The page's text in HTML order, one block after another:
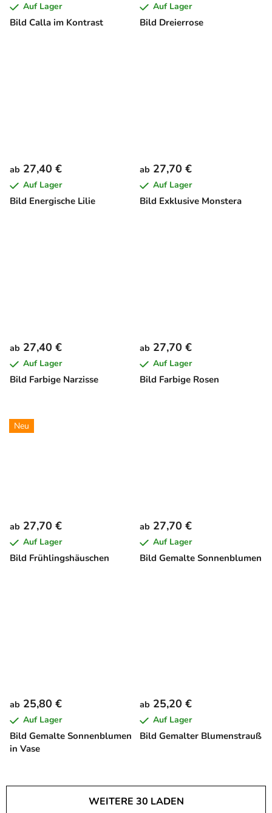
Bild Calla im Kontrast
Auf Lager
Bild Dreierrose
Auf Lager
Bild Energische Lilie
ab 27,40 €
Auf Lager
Bild Exklusive Monstera
ab 27,70 €
Auf Lager
Bild Farbige Narzisse
ab 27,40 €
Auf Lager
Bild Farbige Rosen
ab 27,70 €
Auf Lager
Neu
Bild Frühlingshäuschen
ab 27,70 €
Auf Lager
Bild Gemalte Sonnenblumen
ab 27,70 €
Auf Lager
Bild Gemalte Sonnenblumen
in Vase
ab 25,80 €
Auf Lager
Bild Gemalter Blumenstrauß
ab 25,20 €
Auf Lager
WEITERE 30 LADEN